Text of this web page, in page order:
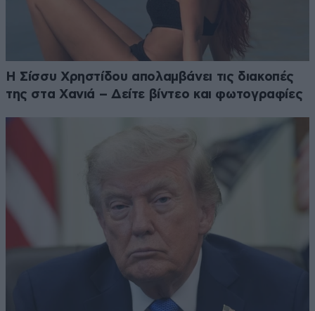
Η Σίσσυ Χρηστίδου απολαμβάνει τις διακοπές
της στα Χανιά – Δείτε βίντεο και φωτογραφίες